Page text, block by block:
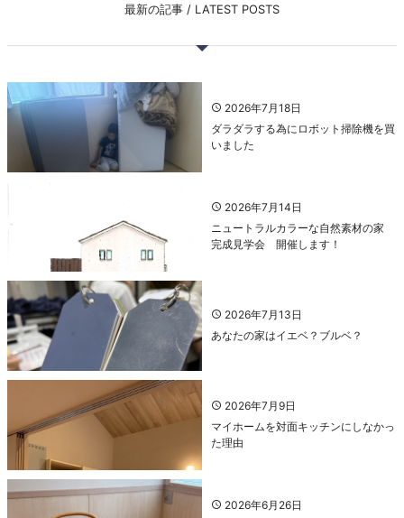
最新の記事 / LATEST POSTS
2026年7月18日
ダラダラする為にロボット掃除機を買
いました
2026年7月14日
ニュートラルカラーな自然素材の家
完成見学会 開催します！
2026年7月13日
あなたの家はイエベ？ブルベ？
2026年7月9日
マイホームを対面キッチンにしなかっ
た理由
2026年6月26日